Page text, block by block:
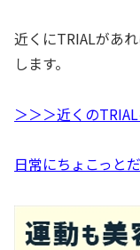
近くにTRIALがあ
します。
＞＞＞近くの
日常にちょこっと